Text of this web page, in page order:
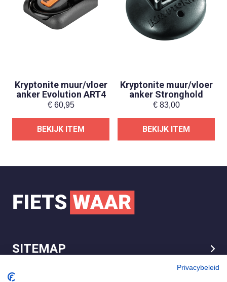
Kryptonite muur/vloer
anker Evolution ART4
€60,95
BEKIJK ITEM
Kryptonite muur/vloer
anker Stronghold
€83,00
BEKIJK ITEM
SITEMAP
LEGAL
Privacybeleid